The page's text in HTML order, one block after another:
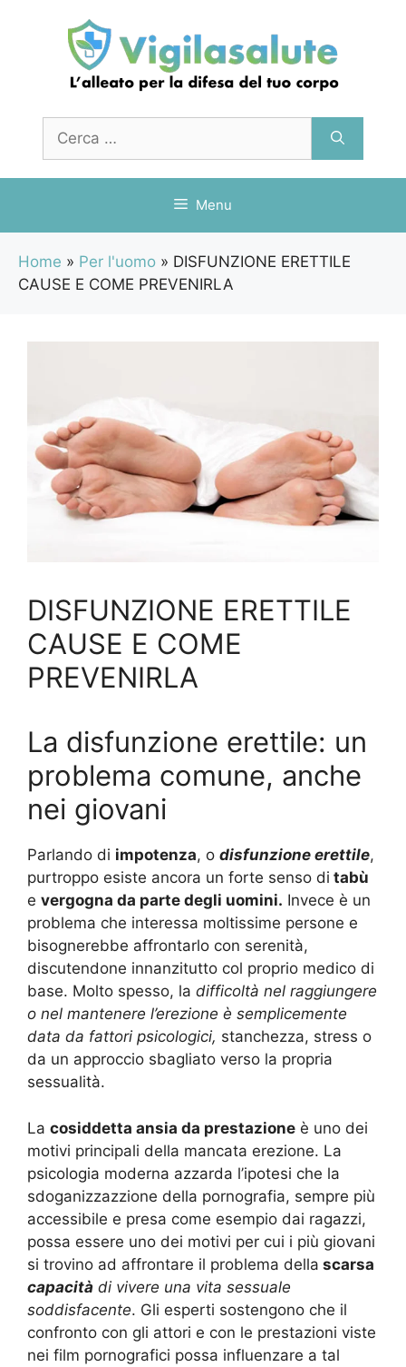
contenuto
per:
Menu
Home » Per l'uomo » DISFUNZIONE ERETTILE
CAUSE E COME PREVENIRLA
DISFUNZIONE ERETTILE
CAUSE E COME
PREVENIRLA
La disfunzione erettile: un
problema comune, anche
nei giovani
Parlando di impotenza, o disfunzione erettile,
purtroppo esiste ancora un forte senso di tabù
e vergogna da parte degli uomini. Invece è un
problema che interessa moltissime persone e
bisognerebbe affrontarlo con serenità,
discutendone innanzitutto col proprio medico di
base. Molto spesso, la difficoltà nel raggiungere
o nel mantenere l’erezione è semplicemente
data da fattori psicologici, stanchezza, stress o
da un approccio sbagliato verso la propria
sessualità.
La cosiddetta ansia da prestazione è uno dei
motivi principali della mancata erezione. La
psicologia moderna azzarda l’ipotesi che la
sdoganizzazzione della pornografia, sempre più
accessibile e presa come esempio dai ragazzi,
possa essere uno dei motivi per cui i più giovani
si trovino ad affrontare il problema della scarsa
capacità di vivere una vita sessuale
soddisfacente. Gli esperti sostengono che il
confronto con gli attori e con le prestazioni viste
nei film pornografici possa influenzare a tal